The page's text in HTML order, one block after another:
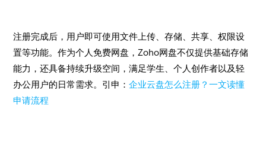
注册完成后，用户即可使用文件上传、存储、共享、权限设
置等功能。作为个人免费网盘，Zoho网盘不仅提供基础存储
能力，还具备持续升级空间，满足学生、个人创作者以及轻
办公用户的日常需求。引申：企业云盘怎么注册？一文读懂
申请流程